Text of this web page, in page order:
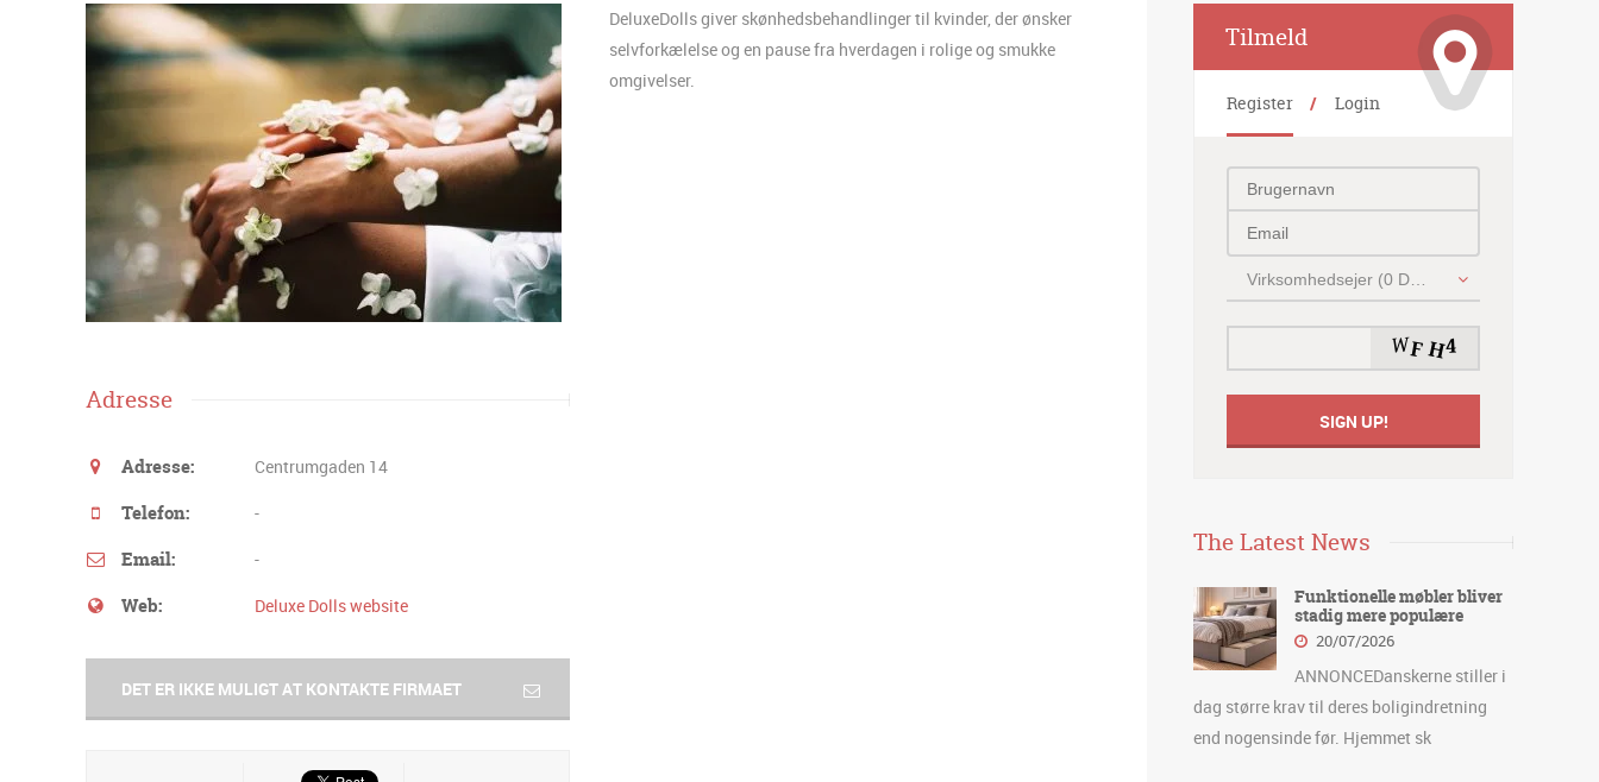
DeluxeDolls giver skønhedsbehandlinger til kvinder, der ønsker
selvforkælelse og en pause fra hverdagen i rolige og smukke
omgivelser.
Adresse
Adresse: Centrumgaden 14
Telefon: -
Email: -
Web: Deluxe Dolls website
DET ER IKKE MULIGT AT KONTAKTE FIRMAET
Tilmeld
Register Login
Virksomhedsejer (0 DKK)
The Latest News
Funktionelle møbler bliver
stadig mere populære
20/07/2026
ANNONCEDanskerne stiller i
dag større krav til deres boligindretning
end nogensinde før. Hjemmet sk